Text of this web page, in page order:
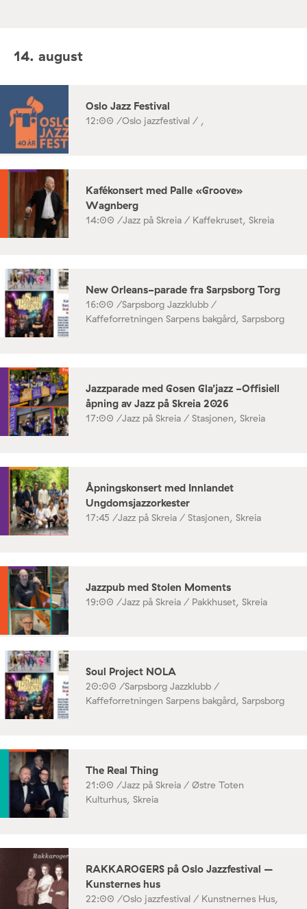
14. august
Oslo Jazz Festival
12:00 /Oslo jazzfestival / ,
Kafékonsert med Palle «Groove»
Wagnberg
14:00 /Jazz på Skreia / Kaffekruset, Skreia
New Orleans-parade fra Sarpsborg Torg
16:00 /Sarpsborg Jazzklubb /
Kaffeforretningen Sarpens bakgård, Sarpsborg
Jazzparade med Gosen Gla’jazz -Offisiell
åpning av Jazz på Skreia 2026
17:00 /Jazz på Skreia / Stasjonen, Skreia
Åpningskonsert med Innlandet
Ungdomsjazzorkester
17:45 /Jazz på Skreia / Stasjonen, Skreia
Jazzpub med Stolen Moments
19:00 /Jazz på Skreia / Pakkhuset, Skreia
Soul Project NOLA
20:00 /Sarpsborg Jazzklubb /
Kaffeforretningen Sarpens bakgård, Sarpsborg
The Real Thing
21:00 /Jazz på Skreia / Østre Toten
Kulturhus, Skreia
RAKKAROGERS på Oslo Jazzfestival –
Kunsternes hus
22:00 /Oslo jazzfestival / Kunstnernes Hus,